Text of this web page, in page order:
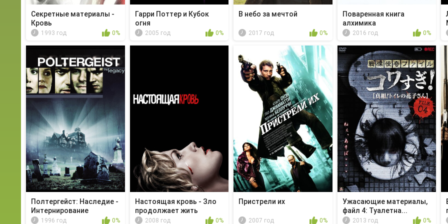
Секретные материалы -
Кровь
1993 год 0%
Гарри Поттер и Кубок
огня
2005 год 0%
В небо за мечтой
2017 год 0%
Поваренная книга
алхимика
2016 год 0%
Полтергейст: Наследие -
Интернирование
1996 год 0%
Настоящая кровь - Зло
продолжает жить
2008 год 0%
Пристрели их
2007 год 0%
Ужасающие материалы,
файл 4: Туалетна...
2013 год 0%